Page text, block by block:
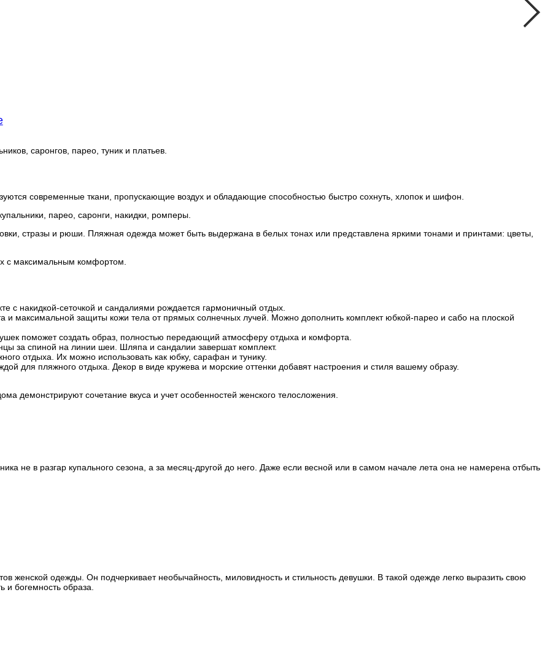
саронгов, парео, туник и платьев.
современные ткани, пропускающие воздух и обладающие способностью быстро сохнуть, хлопок и шифон.
парео, саронги, накидки, ромперы.
стразы и рюши. Пляжная одежда может быть выдержана в белых тонах или представлена яркими тонами и принтами: цветы,
с максимальным комфортом.
с накидкой-сеточкой и сандалиями рождается гармоничный отдых.
и максимальной защиты кожи тела от прямых солнечных лучей. Можно дополнить комплект юбкой-парео и сабо на плоской
поможет создать образ, полностью передающий атмосферу отдыха и комфорта.
за спиной на линии шеи. Шляпа и сандалии завершат комплект.
отдыха. Их можно использовать как юбку, сарафан и тунику.
для пляжного отдыха. Декор в виде кружева и морские оттенки добавят настроения и стиля вашему образу.
сочетание вкуса и учет особенностей женского телосложения.
не в разгар купального сезона, а за месяц-другой до него. Даже если весной или в самом начале лета она не намерена отбыть
женской одежды. Он подчеркивает необычайность, миловидность и стильность девушки. В такой одежде легко выразить свою
и богемность образа.